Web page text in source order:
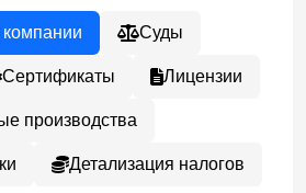
Суды
Сертификаты Лицензии
производства
Детализация налогов